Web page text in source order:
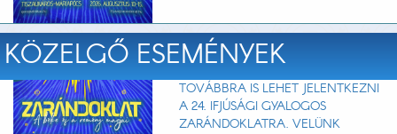
KÖZELGŐ ESEMÉNYEK
TOVÁBBRA IS LEHET JELENTKEZNI
A 24. IFJÚSÁGI GYALOGOS
ZARÁNDOKLATRA. VELÜNK